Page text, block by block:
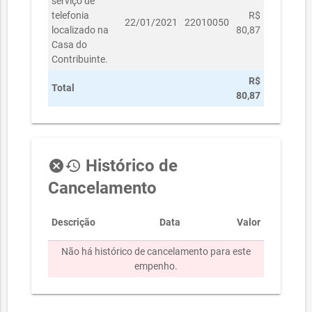
telefonia
localizado na
Casa do
Contribuinte.
22/01/2021 22010050
R$
80,87
Total
R$
80,87
cancelhistory Histórico de
Cancelamento
Descrição Data Valor
Não há histórico de cancelamento para este
empenho.